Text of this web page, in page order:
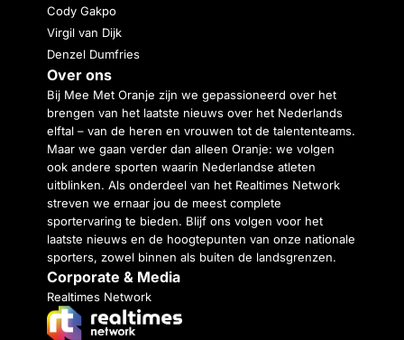
Cody Gakpo
Virgil van Dijk
Denzel Dumfries
Over ons
Bij Mee Met Oranje zijn we gepassioneerd over het
brengen van het laatste nieuws over het Nederlands
elftal – van de heren en vrouwen tot de talententeams.
Maar we gaan verder dan alleen Oranje: we volgen
ook andere sporten waarin Nederlandse atleten
uitblinken. Als onderdeel van het Realtimes Network
streven we ernaar jou de meest complete
sportervaring te bieden. Blijf ons volgen voor het
laatste nieuws en de hoogtepunten van onze nationale
sporters, zowel binnen als buiten de landsgrenzen.
Corporate & Media
Realtimes Network